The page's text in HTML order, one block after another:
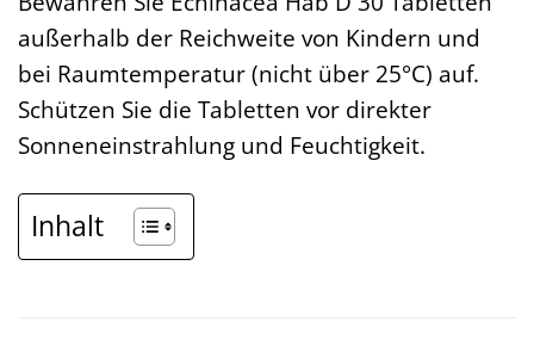
außerhalb der Reichweite von Kindern und
bei Raumtemperatur (nicht über 25°C) auf.
Schützen Sie die Tabletten vor direkter
Sonneneinstrahlung und Feuchtigkeit.
Inhalt